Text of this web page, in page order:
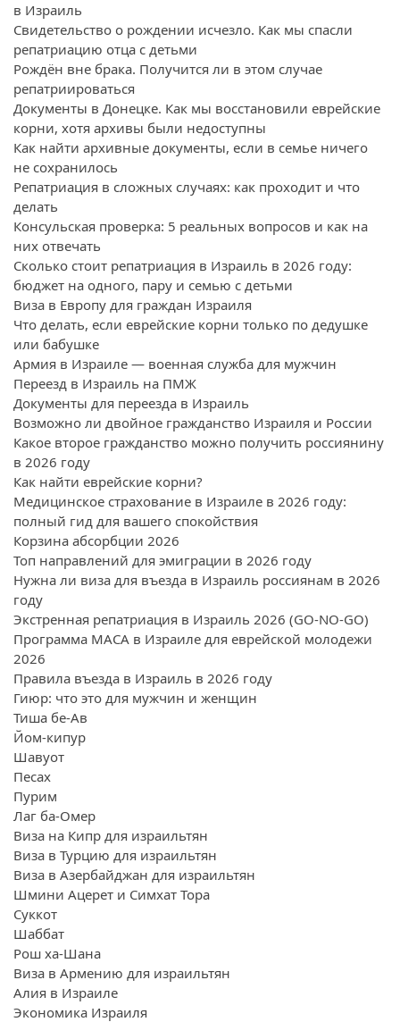
в Израиль
Свидетельство о рождении исчезло. Как мы спасли
репатриацию отца с детьми
Рождён вне брака. Получится ли в этом случае
репатриироваться
Документы в Донецке. Как мы восстановили еврейские
корни, хотя архивы были недоступны
Как найти архивные документы, если в семье ничего
не сохранилось
Репатриация в сложных случаях: как проходит и что
делать
Консульская проверка: 5 реальных вопросов и как на
них отвечать
Сколько стоит репатриация в Израиль в 2026 году:
бюджет на одного, пару и семью с детьми
Виза в Европу для граждан Израиля
Что делать, если еврейские корни только по дедушке
или бабушке
Армия в Израиле — военная служба для мужчин
Переезд в Израиль на ПМЖ
Документы для переезда в Израиль
Возможно ли двойное гражданство Израиля и России
Какое второе гражданство можно получить россиянину
в 2026 году
Как найти еврейские корни?
Медицинское страхование в Израиле в 2026 году:
полный гид для вашего спокойствия
Корзина абсорбции 2026
Топ направлений для эмиграции в 2026 году
Нужна ли виза для въезда в Израиль россиянам в 2026
году
Экстренная репатриация в Израиль 2026 (GO-NO-GO)
Программа МАСА в Израиле для еврейской молодежи
2026
Правила въезда в Израиль в 2026 году
Гиюр: что это для мужчин и женщин
Тиша бе-Ав
Йом-кипур
Шавуот
Песах
Пурим
Лаг ба-Омер
Виза на Кипр для израильтян
Виза в Турцию для израильтян
Виза в Азербайджан для израильтян
Шмини Ацерет и Симхат Тора
Суккот
Шаббат
Рош ха-Шана
Виза в Армению для израильтян
Алия в Израиле
Экономика Израиля